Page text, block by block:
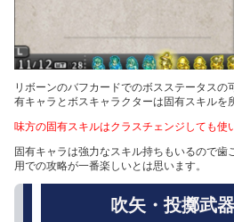
リボーンのバフカードでのボスステータスの
有キャラとボスキャラクターは固有スキルを
味方の固有スキルはクラスチェンジしても使
固有キャラは強力なスキル持ちもいるので歯
用での攻略が一番楽しいとは思います。
吹矢・投擲武